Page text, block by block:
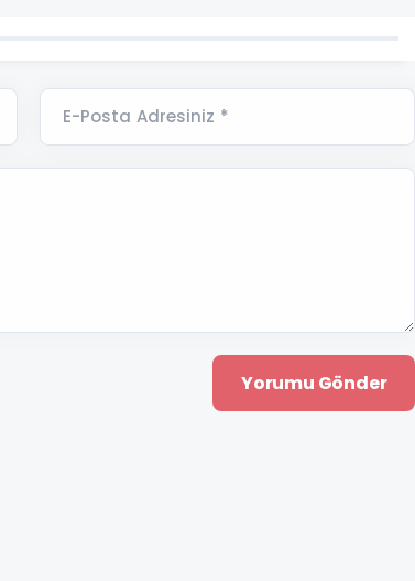
E-Posta Adresiniz *